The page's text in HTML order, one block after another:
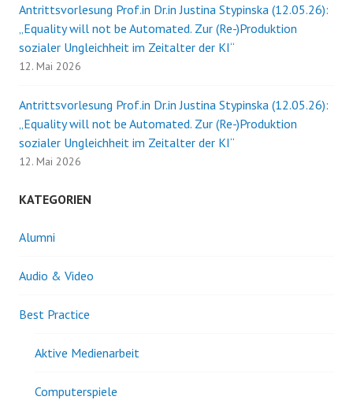
Antrittsvorlesung Prof.in Dr.in Justina Stypinska (12.05.26):
„Equality will not be Automated. Zur (Re-)Produktion
sozialer Ungleichheit im Zeitalter der KI“
12. Mai 2026
Antrittsvorlesung Prof.in Dr.in Justina Stypinska (12.05.26):
„Equality will not be Automated. Zur (Re-)Produktion
sozialer Ungleichheit im Zeitalter der KI“
12. Mai 2026
KATEGORIEN
Alumni
Audio & Video
Best Practice
Aktive Medienarbeit
Computerspiele